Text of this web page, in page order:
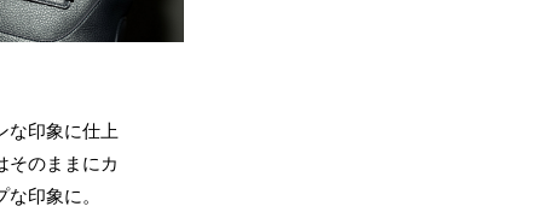
な印象に仕上
そのままにカ
印象に。